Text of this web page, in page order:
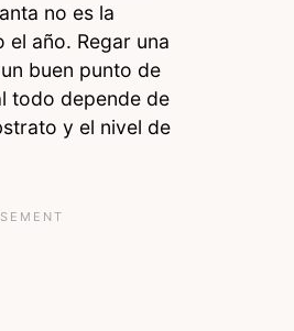
no es la
el año. Regar una
buen punto de
todo depende de
y el nivel de